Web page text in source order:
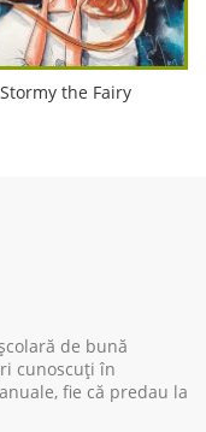
Stormy the Fairy
de bună
cunoscuți în
fie că predau la